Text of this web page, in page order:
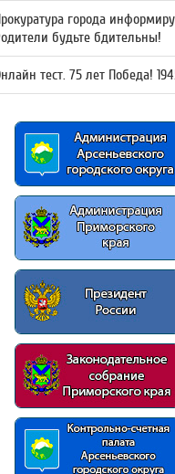
города
будьте бдительны!
тест. 75 лет Победа!